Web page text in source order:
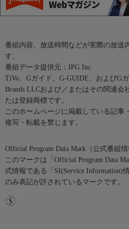
番組内容、放送時間などが実際の放送
す。
番組データ提供元：IPG Inc.
TiVo、Gガイド、G-GUIDE、およびG
Brands LLCおよび／またはその関連会
たは登録商標です。
このホームページに掲載している記事
複写・転載を禁じます。
Official Program Data Mark（公式番組情
このマークは「Official Program Data
式情報である「SI(Service Information)
のみ表記が許されているマークです。